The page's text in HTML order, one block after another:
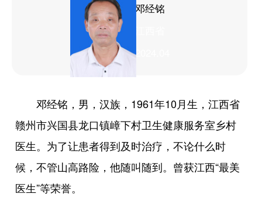
姓名： 邓经铭
省份：
时间：2024.04
邓经铭，男，汉族，1961年10月生，江西省
赣州市兴国县龙口镇嶂下村卫生健康服务室乡村
医生。为了让患者得到及时治疗，不论什么时
候，不管山高路险，他随叫随到。曾获江西“最美
医生”等荣誉。